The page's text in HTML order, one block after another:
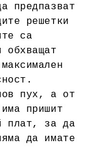
предпазват
решетки
са
обхващат
пух, а от
пришит
плат, за да
да имате